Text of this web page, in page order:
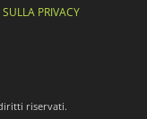
PRIVACY
diritti riservati.